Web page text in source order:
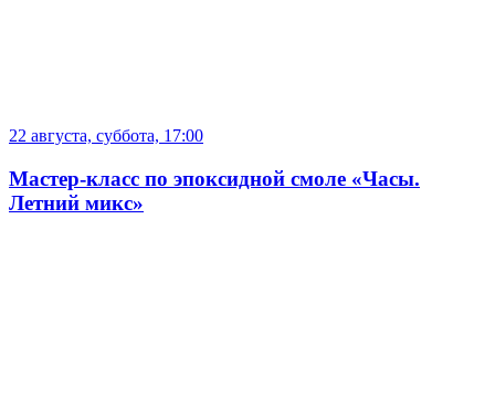
22 августа, суббота, 17:00
Мастер-класс по эпоксидной смоле «Часы.
Летний микс»